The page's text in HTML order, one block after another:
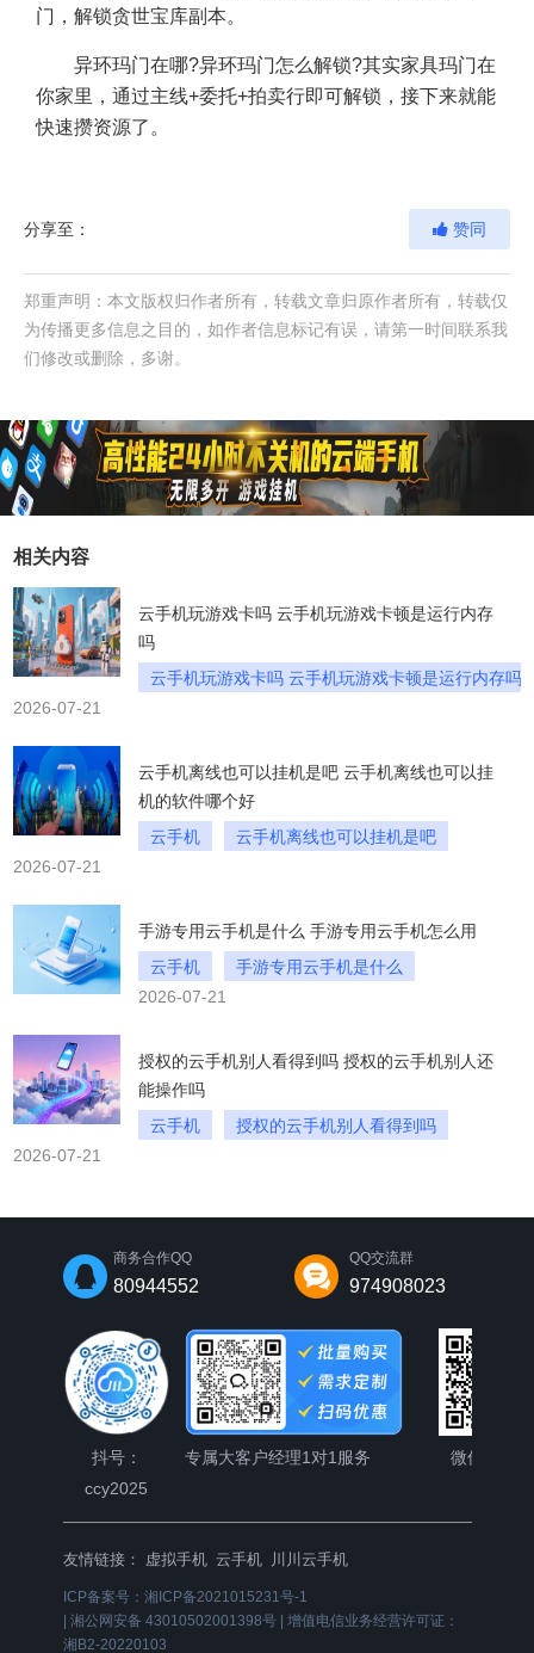
门，解锁贪世宝库副本。
异环玛门在哪?异环玛门怎么解锁?其实家具玛门在
你家里，通过主线+委托+拍卖行即可解锁，接下来就能
快速攒资源了。
赞同
分享至：
郑重声明：本文版权归作者所有，转载文章归原作者所有，转载仅
为传播更多信息之目的，如作者信息标记有误，请第一时间联系我
们修改或删除，多谢。
相关内容
云手机玩游戏卡吗 云手机玩游戏卡顿是运行内存
吗
云手机玩游戏卡吗 云手机玩游戏卡顿是运行内存吗
2026-07-21
云手机离线也可以挂机是吧 云手机离线也可以挂
机的软件哪个好
云手机
云手机离线也可以挂机是吧
2026-07-21
手游专用云手机是什么 手游专用云手机怎么用
云手机
手游专用云手机是什么
手游专用云手机怎么用
2026-07-21
授权的云手机别人看得到吗 授权的云手机别人还
能操作吗
云手机
授权的云手机别人看得到吗
2026-07-21
商务合作QQ
80944552
QQ交流群
974908023
抖号：
ccy2025
专属大客户经理1对1服务 微信公众号
友情链接： 虚拟手机 云手机 川川云手机
ICP备案号： 湘ICP备2021015231号-1
| 湘公网安备 43010502001398号| 增值电信业务经营许可证：
湘B2-20220103